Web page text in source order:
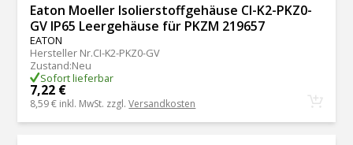
Eaton Moeller Isolierstoffgehäuse CI-K2-PKZ0-
GV IP65 Leergehäuse für PKZM 219657
EATON
Hersteller Nr.CI-K2-PKZ0-GV
Zustand:Neu
Sofort lieferbar
7,22 €
8,59 € inkl. MwSt. zzgl.Versandkosten